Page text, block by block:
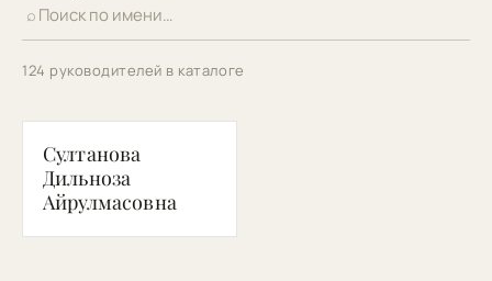
⌕
124 руководителей в каталоге
СД
Султанова
Дильноза
Айрулмасовна